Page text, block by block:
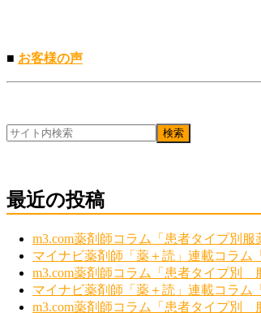
■ お客様の声
最近の投稿
m3.com薬剤師コラム「患者タイプ別
マイナビ薬剤師「薬＋読」連載コラム
m3.com薬剤師コラム「患者タイプ別
マイナビ薬剤師「薬＋読」連載コラム
m3.com薬剤師コラム「患者タイプ別